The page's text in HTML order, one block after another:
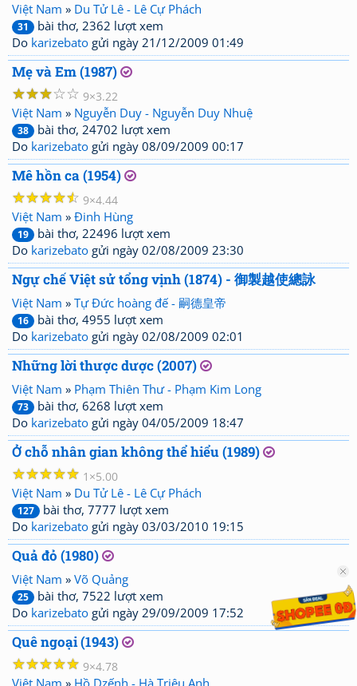
Việt Nam » Du Tử Lê - Lê Cự Phách
31
bài thơ, 2362 lượt xem
Do karizebato gửi ngày 21/12/2009 01:49
Mẹ và Em (1987)
☆
☆
☆
☆
☆ 9 3.22
Việt Nam » Nguyễn Duy - Nguyễn Duy Nhuệ
38
bài thơ, 24702 lượt xem
Do karizebato gửi ngày 08/09/2009 00:17
Mê hồn ca (1954)
☆
☆
☆
☆
☆ 9 4.44
Việt Nam » Đinh Hùng
19
bài thơ, 22496 lượt xem
Do karizebato gửi ngày 02/08/2009 23:30
Ngự chế Việt sử tổng vịnh (1874) - 御製越使總詠
Việt Nam » Tự Đức hoàng đế - 嗣德皇帝
16
bài thơ, 4955 lượt xem
Do karizebato gửi ngày 02/08/2009 02:01
Những lời thược dược (2007)
Việt Nam » Phạm Thiên Thư - Phạm Kim Long
73
bài thơ, 6268 lượt xem
Do karizebato gửi ngày 04/05/2009 18:47
Ở chỗ nhân gian không thể hiểu (1989)
☆
☆
☆
☆
☆ 1 5.00
Việt Nam » Du Tử Lê - Lê Cự Phách
127
bài thơ, 7777 lượt xem
Do karizebato gửi ngày 03/03/2010 19:15
Quả đỏ (1980)
Việt Nam » Võ Quảng
25
bài thơ, 7522 lượt xem
Do karizebato gửi ngày 29/09/2009 17:52
Quê ngoại (1943)
☆
☆
☆
☆
☆ 9 4.78
Việt Nam » Hồ Dzếnh - Hà Triệu Anh